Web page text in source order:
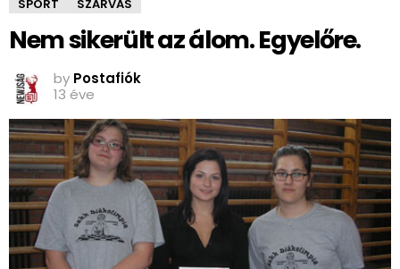
SPORT SZARVAS
Nem sikerült az álom. Egyelőre.
by Postafiók
13 éve